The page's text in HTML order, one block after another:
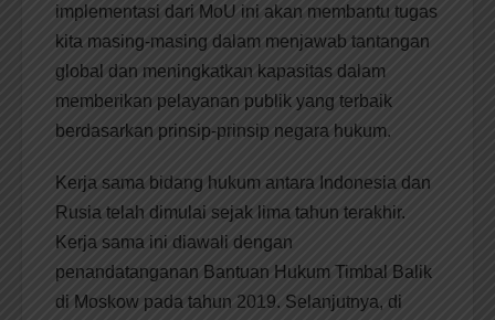
implementasi dari MoU ini akan membantu tugas
kita masing-masing dalam menjawab tantangan
global dan meningkatkan kapasitas dalam
memberikan pelayanan publik yang terbaik
berdasarkan prinsip-prinsip negara hukum.
Kerja sama bidang hukum antara Indonesia dan
Rusia telah dimulai sejak lima tahun terakhir.
Kerja sama ini diawali dengan
penandatanganan Bantuan Hukum Timbal Balik
di Moskow pada tahun 2019. Selanjutnya, di